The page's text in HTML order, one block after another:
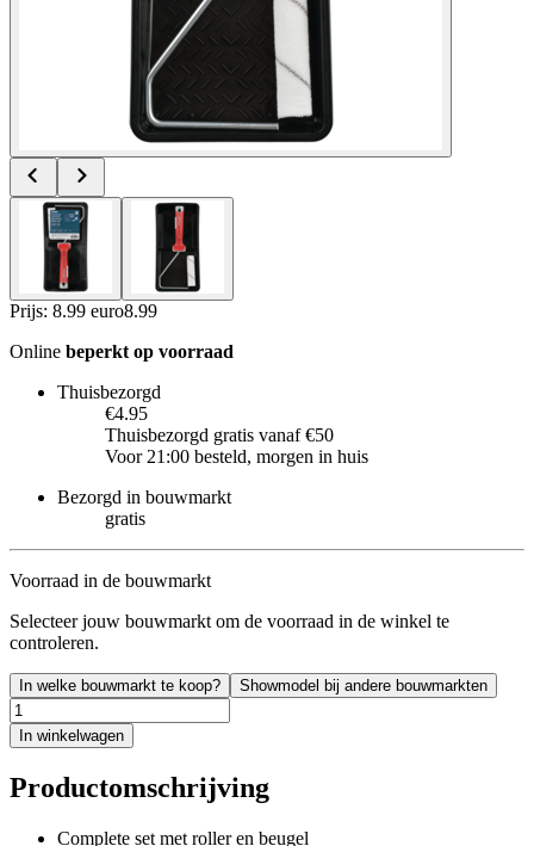
Prijs: 8.99 euro8.99
Online beperkt op voorraad
Thuisbezorgd
€4.95
Thuisbezorgd gratis vanaf €50
Voor 21:00 besteld, morgen in huis
Bezorgd in bouwmarkt
gratis
Voorraad in de bouwmarkt
Selecteer jouw bouwmarkt om de voorraad in de winkel te
controleren.
In welke bouwmarkt te koop? Showmodel bij andere bouwmarkten
In winkelwagen
Productomschrijving
Complete set met roller en beugel